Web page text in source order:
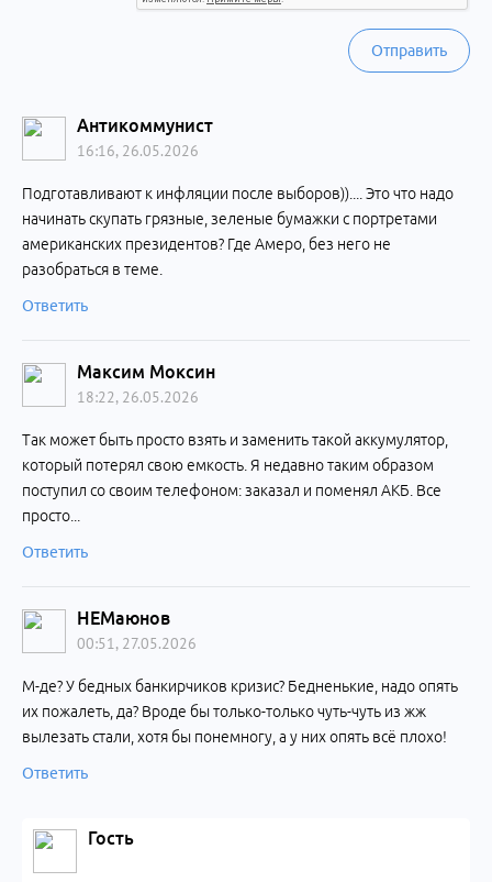
Отправить
Антикоммунист
16:16, 26.05.2026
Подготавливают к инфляции после выборов)).... Это что надо
начинать скупать грязные, зеленые бумажки с портретами
американских президентов? Где Амеро, без него не
разобраться в теме.
Ответить
Максим Моксин
18:22, 26.05.2026
Так может быть просто взять и заменить такой аккумулятор,
который потерял свою емкость. Я недавно таким образом
поступил со своим телефоном: заказал и поменял АКБ. Все
просто...
Ответить
НЕМаюнов
00:51, 27.05.2026
М-де? У бедных банкирчиков кризис? Бедненькие, надо опять
их пожалеть, да? Вроде бы только-только чуть-чуть из жж
вылезать стали, хотя бы понемногу, а у них опять всё плохо!
Ответить
Гость